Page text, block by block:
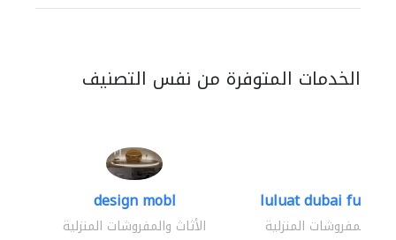
الخدمات المتوفرة من نفس التصنيف
design mobl
الأثاث والمفروشات المنزلية
luluat dubai
والمفروشات المنزلية